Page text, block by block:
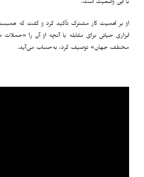
با این وضعیت است.
او بر اهمیت کار مشترک تأکید کرد و گفت که
ابزاری حیاتی برای مقابله با آنچه او آن را
مختلف جهان» توصیف کرد، به‌حساب می‌آید.